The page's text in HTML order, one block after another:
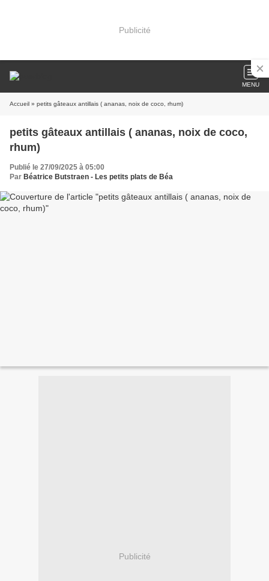
Publicité
MENU
Accueil » petits gâteaux antillais ( ananas, noix de coco, rhum)
petits gâteaux antillais ( ananas, noix de coco,
rhum)
Publié le 27/09/2025 à 05:00
Par Béatrice Butstraen - Les petits plats de Béa
Publicité